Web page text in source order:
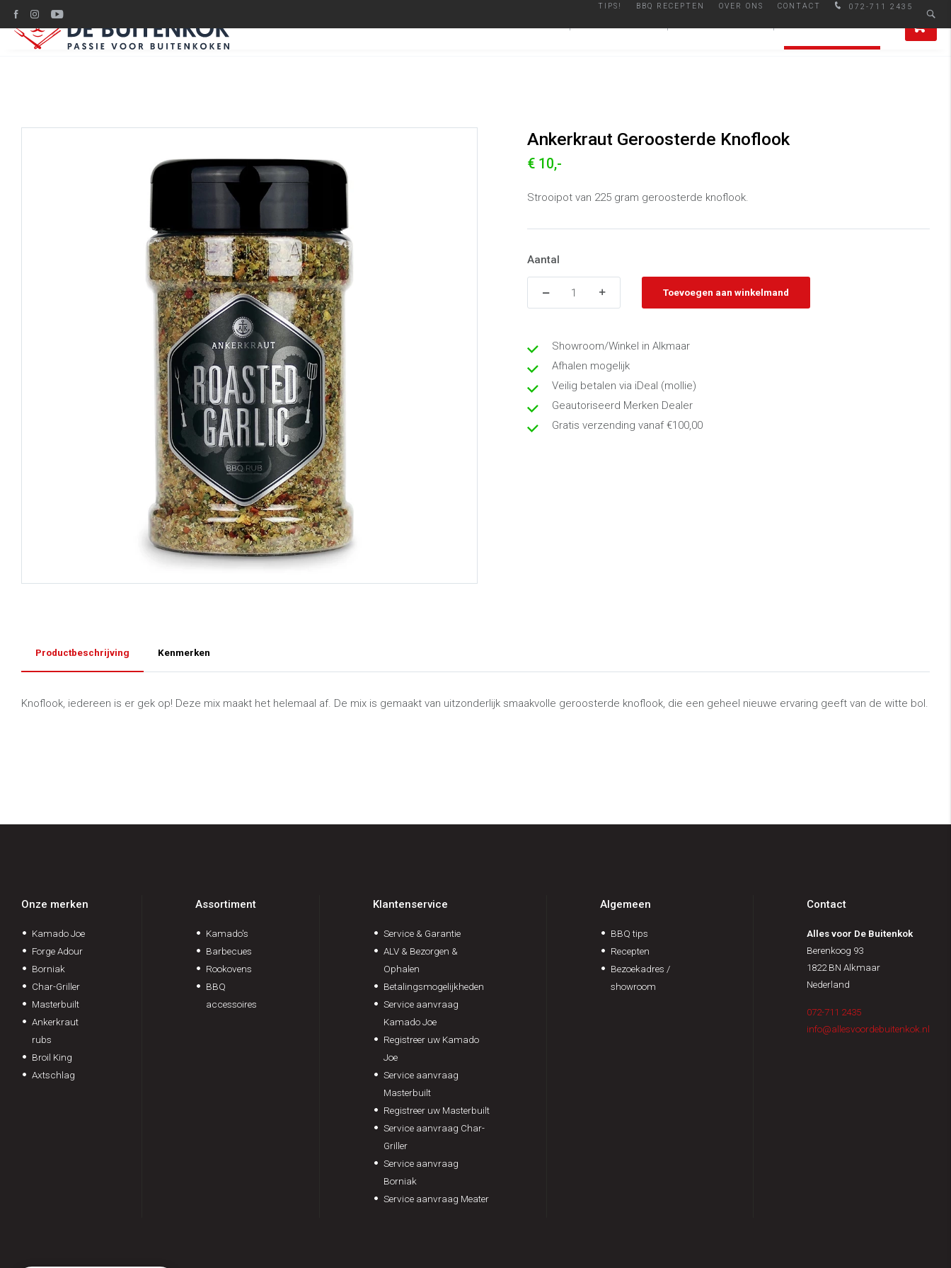
072-711 2435
TIPS! BBQ RECEPTEN OVER ONS CONTACT
0
Ankerkraut Geroosterde Knoflook
€ 10,-
Strooipot van 225 gram geroosterde knoflook.
Aantal
Toevoegen aan winkelmand
Showroom/Winkel in Alkmaar
Afhalen mogelijk
Veilig betalen via iDeal (mollie)
Geautoriseerd Merken Dealer
Gratis verzending vanaf €100,00
Productbeschrijving Kenmerken
Knoflook, iedereen is er gek op! Deze mix maakt het helemaal af. De mix is gemaakt van uitzonderlijk smaakvolle geroosterde knoflook, die een geheel nieuwe ervaring geeft van de witte bol.
Onze merken
Kamado Joe
Forge Adour
Borniak
Char-Griller
Masterbuilt
Ankerkraut
rubs
Broil King
Axtschlag
Assortiment
Kamado's
Barbecues
Rookovens
BBQ
accessoires
Klantenservice
Service & Garantie
ALV & Bezorgen &
Ophalen
Betalingsmogelijkheden
Service aanvraag
Kamado Joe
Registreer uw Kamado
Joe
Service aanvraag
Masterbuilt
Registreer uw Masterbuilt
Service aanvraag Char-
Griller
Service aanvraag
Borniak
Service aanvraag Meater
Algemeen
BBQ tips
Recepten
Bezoekadres /
showroom
Contact
Alles voor De Buitenkok
Berenkoog 93
1822 BN Alkmaar
Nederland
072-711 2435
info@allesvoordebuitenkok.nl